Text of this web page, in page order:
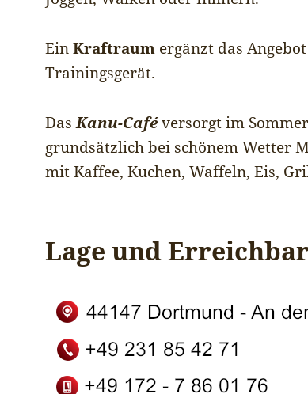
EinKraftraum ergänzt das
Trainingsgerät.
DasKanu-Caféversorgt im
grundsätzlich bei schönem Wetter
mit Kaffee, Kuchen, Waffeln, Eis,
Lage und